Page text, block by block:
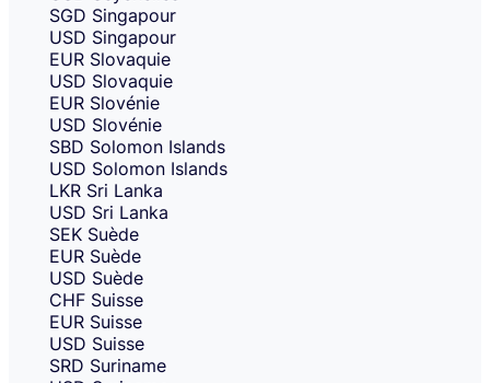
SGD Singapour
USD Singapour
EUR Slovaquie
USD Slovaquie
EUR Slovénie
USD Slovénie
SBD Solomon Islands
USD Solomon Islands
LKR Sri Lanka
USD Sri Lanka
SEK Suède
EUR Suède
USD Suède
CHF Suisse
EUR Suisse
USD Suisse
SRD Suriname